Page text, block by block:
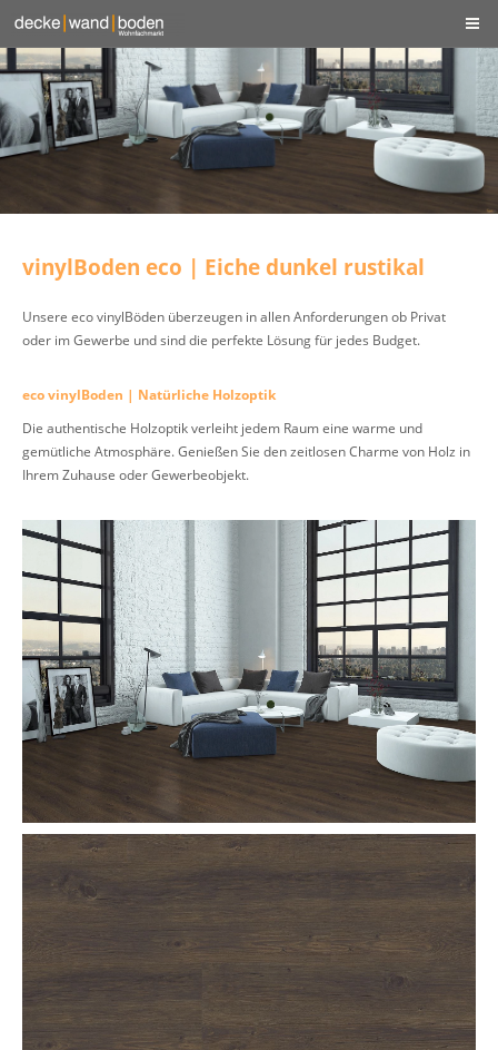
vinylBoden eco | Eiche dunkel rustikal
Unsere eco vinylBöden überzeugen in allen Anforderungen ob Privat
oder im Gewerbe und sind die perfekte Lösung für jedes Budget.
eco vinylBoden | Natürliche Holzoptik
Die authentische Holzoptik verleiht jedem Raum eine warme und
gemütliche Atmosphäre. Genießen Sie den zeitlosen Charme von Holz in
Ihrem Zuhause oder Gewerbeobjekt.